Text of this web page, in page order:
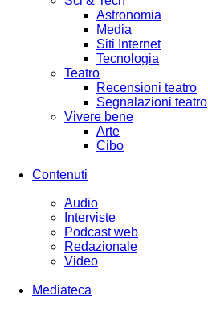
Astronomia
Media
Siti Internet
Tecnologia
Teatro
Recensioni teatro
Segnalazioni teatro
Vivere bene
Arte
Cibo
Contenuti
Audio
Interviste
Podcast web
Redazionale
Video
Mediateca